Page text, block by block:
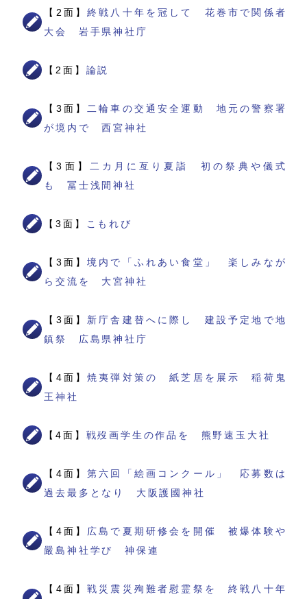
【2面】終戦八十年を冠して 花巻市で関係者
大会 岩手県神社庁
【2面】 論説
【3面】
二輪車の交通安全運動 地元の警察署
が境内で 西宮神社
【3面】
二カ月に亙り夏詣 初の祭典や儀式
も 冨士浅間神社
【3面】 こもれび
【3面】境内で「ふれあい食堂」 楽しみなが
ら交流を 大宮神社
【3面】 新庁舎建替へに際し 建設予定地で地
鎮祭 広島県神社庁
【4面】焼夷弾対策の 紙芝居を展示 稲荷鬼
王神社
【4面】 戦歿画学生の作品を 熊野速玉大社
【4面】第六回「絵画コンクール」 応募数は
過去最多となり 大阪護國神社
【4面】 広島で夏期研修会を開催 被爆体験や
嚴島神社学び 神保連
【4面】戦災震災殉難者慰霊祭を 終戦八十年